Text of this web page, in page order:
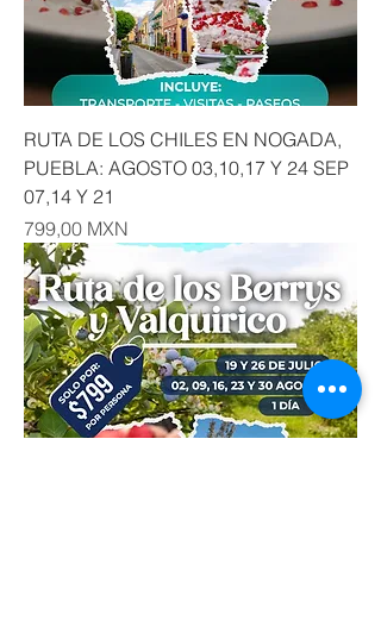
RUTA DE LOS CHILES EN NOGADA,
PUEBLA: AGOSTO 03,10,17 Y 24 SEP
07,14 Y 21
Precio
799,00 MXN